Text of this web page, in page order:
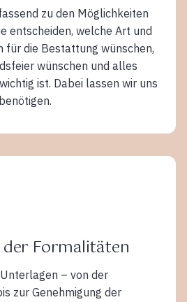
zu den Möglichkeiten
entscheiden, welche Art und
für die Bestattung wünschen,
wünschen und alles
ist. Dabei lassen wir uns
Formalitäten
– von der
zur Genehmigung der